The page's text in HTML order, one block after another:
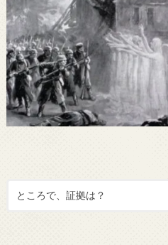
ところで、証拠は？